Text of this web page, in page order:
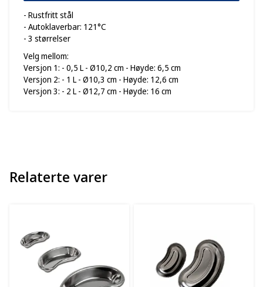
- Rustfritt stål
- Autoklaverbar: 121°C
- 3 størrelser
Velg mellom:
Versjon 1: - 0,5 L - Ø10,2 cm - Høyde: 6,5 cm
Versjon 2: - 1 L - Ø10,3 cm - Høyde: 12,6 cm
Versjon 3: - 2 L - Ø12,7 cm - Høyde: 16 cm
Relaterte varer